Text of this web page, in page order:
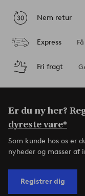
Nem retur
Express
Fri fragt
Er du ny her?
dyreste vare*
Som kunde hos os er
nyheder og masser af
Registrer dig